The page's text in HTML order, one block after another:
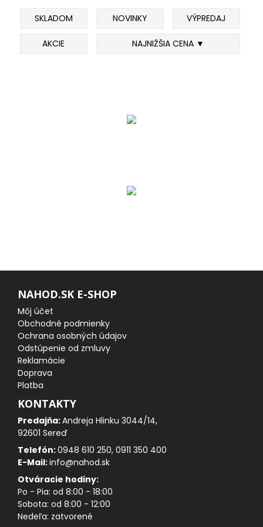
SKLADOM NOVINKY VÝPREDAJ
AKCIE NAJNIŽŠIA CENA ▼
NAHOD.SK E-SHOP
Môj účet
Obchodné podmienky
Ochrana osobných údajov
Odstúpenie od zmluvy
Reklamácie
Doprava
Platba
KONTAKTY
Predajňa:Andreja Hlinku 3044/14,
92601 Sereď
Telefón:0948 610 250, 0911 350 400
E-Mail:info@nahod.sk
Otváracie hodiny:
Po - Pia: od 8:00 - 18:00
Sobota: od 8:00 - 12:00
Nedeľa: zatvorené
FEEDER PRÚTY
DOPLNKY K PRÚTOM
Udice na dierky
PUZDRÁ NA PRÚTY
NAVIJAKY
NÁHRADNÉ CIEVKY